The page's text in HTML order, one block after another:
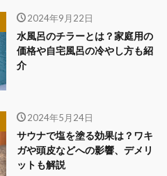
2024年9月22日
水風呂のチラーとは？家庭用の
価格や自宅風呂の冷やし方も紹
介
2024年5月24日
サウナで塩を塗る効果は？ワキ
ガや頭皮などへの影響、デメリ
ットも解説